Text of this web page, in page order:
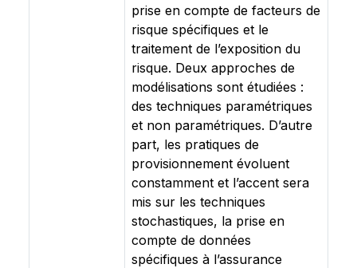
prise en compte de facteurs de
risque spécifiques et le
traitement de l’exposition du
risque. Deux approches de
modélisations sont étudiées :
des techniques paramétriques
et non paramétriques. D’autre
part, les pratiques de
provisionnement évoluent
constamment et l’accent sera
mis sur les techniques
stochastiques, la prise en
compte de données
spécifiques à l’assurance